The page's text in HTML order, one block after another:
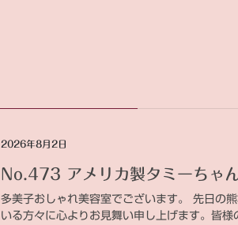
2026年8月2日
No.473 アメリカ製タミーちゃ
多美子おしゃれ美容室でございます。 先日の
いる方々に心よりお見舞い申し上げます。皆